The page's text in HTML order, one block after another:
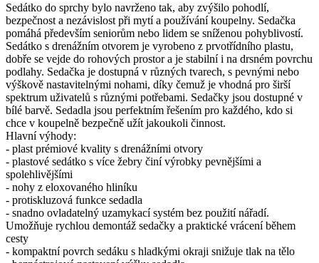
Sedátko do sprchy bylo navrženo tak, aby zvýšilo pohodlí,
bezpečnost a nezávislost při mytí a používání koupelny. Sedačka
pomáhá především seniorům nebo lidem se sníženou pohyblivostí.
Sedátko s drenážním otvorem je vyrobeno z prvotřídního plastu,
dobře se vejde do rohových prostor a je stabilní i na drsném povrchu
podlahy. Sedačka je dostupná v různých tvarech, s pevnými nebo
výškově nastavitelnými nohami, díky čemuž je vhodná pro širší
spektrum uživatelů s různými potřebami. Sedačky jsou dostupné v
bílé barvě. Sedadla jsou perfektním řešením pro každého, kdo si
chce v koupelně bezpečně užít jakoukoli činnost.
Hlavní výhody:
- plast prémiové kvality s drenážními otvory
- plastové sedátko s více žebry činí výrobky pevnějšími a
spolehlivějšími
- nohy z eloxovaného hliníku
- protiskluzová funkce sedadla
- snadno ovladatelný uzamykací systém bez použití nářadí.
Umožňuje rychlou demontáž sedačky a praktické vrácení během
cesty
- kompaktní povrch sedáku s hladkými okraji snižuje tlak na tělo